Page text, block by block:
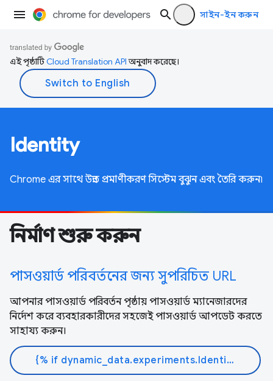
সাইন-ইন করুন
এই পৃষ্ঠাটিCloud Translation APIঅনুবাদ করেছে।
Identity
Chrome এর সাথে উন্নত প্রমাণীকরণ সিস্টেম বুঝুন এবং তৈরি করুন৷
নির্মাণ শুরু করুন
পাসওয়ার্ড পরিবর্তনের জন্য সুপরিচিত URL
আপনার পাসওয়ার্ড পরিবর্তন পৃষ্ঠায় পাসওয়ার্ড ম্যানেজারদের
নির্দেশ করে ব্যবহারকারীদের সহজেই পাসওয়ার্ড আপডেট করতে
সাহায্য করুন।
{% if dynamic_data.experiments.IdentityButtonTextFeature.button_variant == 'variant_a' %}আরো জানুন{% else %}ডক পড়ুন{% endif %}